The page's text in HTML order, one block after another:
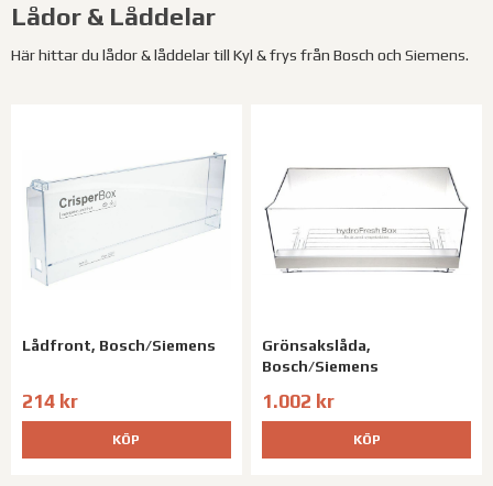
Lådor & Låddelar
Här hittar du lådor & låddelar till Kyl & frys från Bosch och Siemens.
Lådfront, Bosch/Siemens
214 kr
KÖP
Grönsakslåda,
Bosch/Siemens
1.002 kr
KÖP